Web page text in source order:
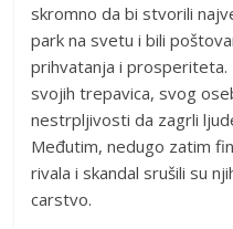
skromno da bi stvorili
park na svetu i bili
prihvatanja i
svojih trepavica, svog
nestrpljivosti da zagrli
Međutim, nedugo zatim
rivala i skandal srušili su
carstvo.